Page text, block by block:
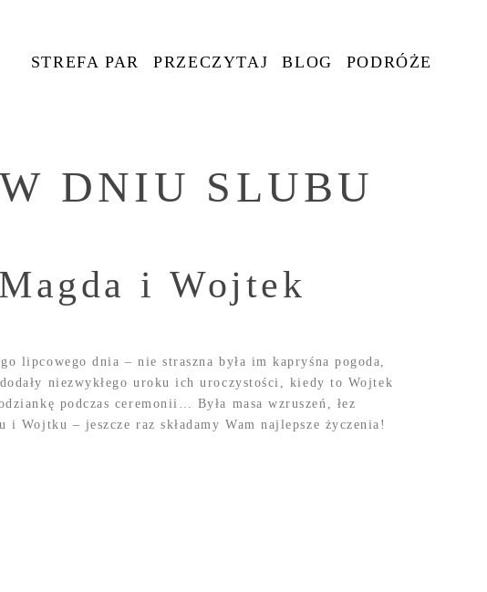
STREFA PAR PRZECZYTAJ BLOG PODRÓŻE
DNIU SLUBU
i Wojtek
lipcowego dnia – nie straszna była im kapryśna pogoda,
niezwykłego uroku ich uroczystości, kiedy to Wojtek
podczas ceremonii… Była masa wzruszeń, łez
Wojtku – jeszcze raz składamy Wam najlepsze życzenia!